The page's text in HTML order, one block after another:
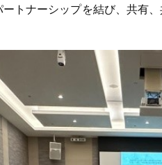
トナーシップを結び、共有